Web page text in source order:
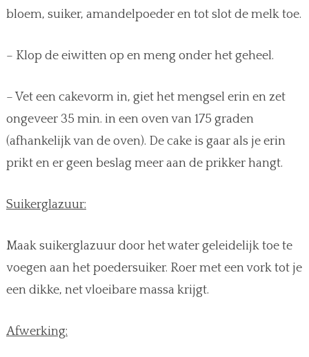
bloem, suiker, amandelpoeder en tot slot de melk toe.
– Klop de eiwitten op en meng onder het geheel.
– Vet een cakevorm in, giet het mengsel erin en zet
ongeveer 35 min. in een oven van 175 graden
(afhankelijk van de oven). De cake is gaar als je erin
prikt en er geen beslag meer aan de prikker hangt.
Suikerglazuur:
Maak suikerglazuur door het water geleidelijk toe te
voegen aan het poedersuiker. Roer met een vork tot je
een dikke, net vloeibare massa krijgt.
Afwerking: